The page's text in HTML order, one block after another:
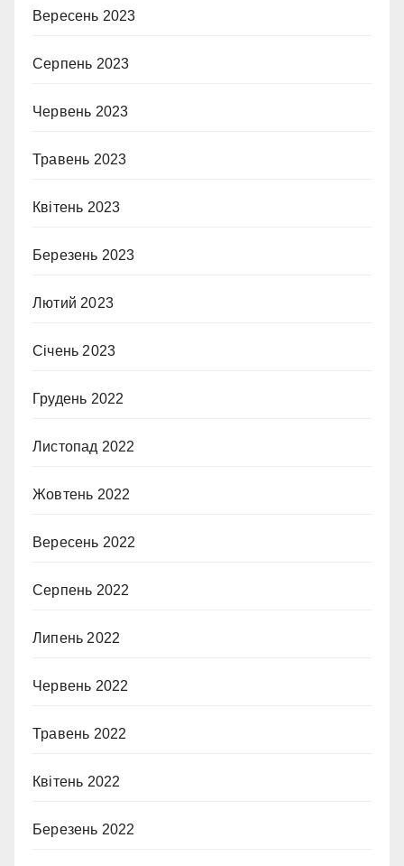
Вересень 2023
Серпень 2023
Червень 2023
Травень 2023
Квітень 2023
Березень 2023
Лютий 2023
Січень 2023
Грудень 2022
Листопад 2022
Жовтень 2022
Вересень 2022
Серпень 2022
Липень 2022
Червень 2022
Травень 2022
Квітень 2022
Березень 2022